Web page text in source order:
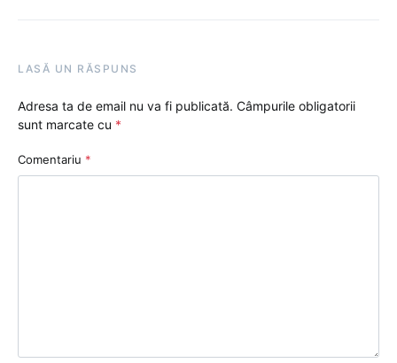
LASĂ UN RĂSPUNS
Adresa ta de email nu va fi publicată. Câmpurile obligatorii
sunt marcate cu *
Comentariu *